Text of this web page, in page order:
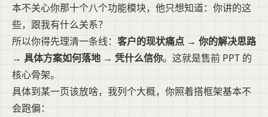
本不关心你那十个八个功能模块，他只想知道：你讲的这
些，跟我有什么关系？
所以你得先理清一条线： 客户的现状痛点 → 你的解决思路
→ 具体方案如何落地 → 凭什么信你。这就是售前 PPT 的
核心骨架。
具体到某一页该放啥，我列个大概，你照着搭框架基本不
会跑偏：